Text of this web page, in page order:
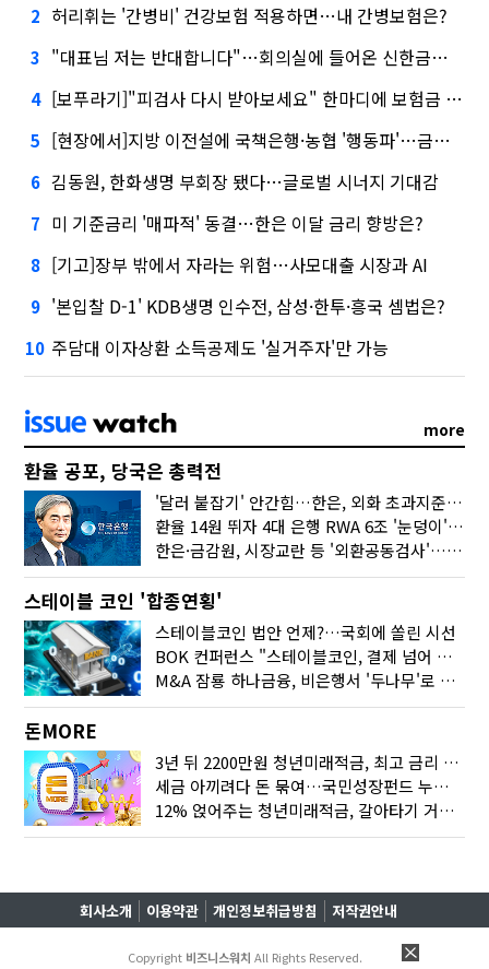
2 허리휘는 '간병비' 건강보험 적용하면…내 간병보험은?
3 "대표님 저는 반대합니다"…회의실에 들어온 신한금융 AI
4 [보푸라기]"피검사 다시 받아보세요" 한마디에 보험금 못 받을 뻔?
5 [현장에서]지방 이전설에 국책은행·농협 '행동파'…금감원 '신중모드'
6 김동원, 한화생명 부회장 됐다…글로벌 시너지 기대감
7 미 기준금리 '매파적' 동결…한은 이달 금리 향방은?
8 [기고]장부 밖에서 자라는 위험…사모대출 시장과 AI
9 '본입찰 D-1' KDB생명 인수전, 삼성·한투·흥국 셈법은?
10 주담대 이자상환 소득공제도 '실거주자'만 가능
more
환율 공포, 당국은 총력전
'달러 붙잡기' 안간힘…한은, 외화 초과지준에 이자 6개월 더
환율 14원 뛰자 4대 은행 RWA 6조 '눈덩이'…2배 뛴 2분기는?
한은·금감원, 시장교란 등 '외환공동검사'…환율 급등 전방위 대응
스테이블 코인 '합종연횡'
스테이블코인 법안 언제?…국회에 쏠린 시선
BOK 컨퍼런스 "스테이블코인, 결제 넘어 보험 대출 등 금융 연결 도구"
M&A 잠룡 하나금융, 비은행서 '두나무'로 눈돌린 이유는
돈MORE
3년 뒤 2200만원 청년미래적금, 최고 금리 받으려면?
세금 아끼려다 돈 묶여…국민성장펀드 누가 가입하면 좋을까
12% 얹어주는 청년미래적금, 갈아타기 거절 될수 있어요
회사소개 이용약관 개인정보취급방침 저작권안내
Copyright 비즈니스워치 All Rights Reserved.